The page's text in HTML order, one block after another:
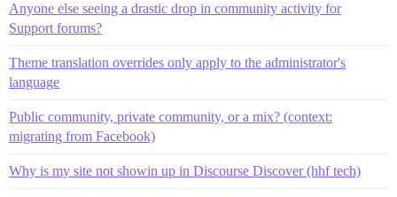
Anyone else seeing a drastic drop in community activity for
Support forums?
Theme translation overrides only apply to the administrator's
language
Public community, private community, or a mix? (context:
migrating from Facebook)
Why is my site not showin up in Discourse Discover (hhf tech)